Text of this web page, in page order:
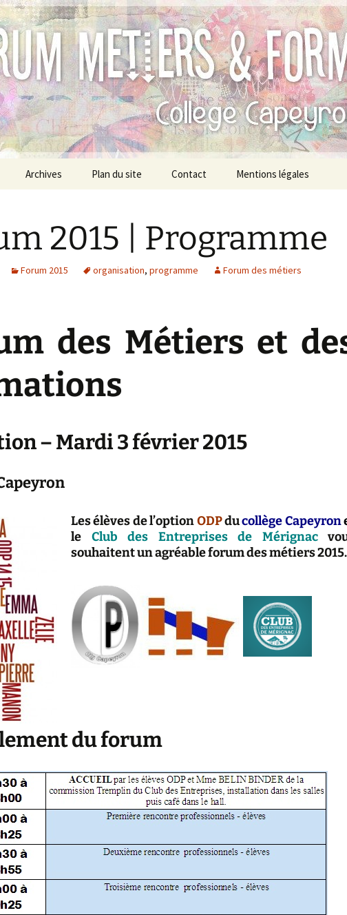
des Métiers et
Capeyron
Archives
Forum 2016
Forum 2015
Forum 2013
Plan du site Contact Mentions légales
2015 | Programme
Forum 2015 organisation, programme Forum des métiers
des Métiers et
– Mardi 3 février 2015
Les élèves de l’optionODPducollège Capeyron
le Club des Entreprises de Mérignac
souhaitent un agréable forum des métiers 2015.
du forum